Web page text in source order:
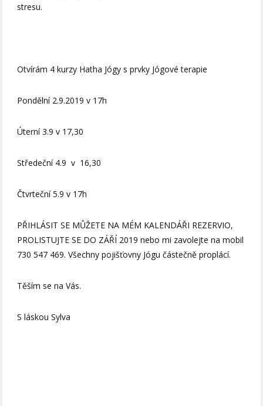
stresu.
Otvírám 4 kurzy Hatha Jógy s prvky Jógové terapie
Pondělní 2.9.2019 v 17h
Úterní 3.9 v 17,30
Středeční 4.9 v 16,30
Čtvrteční 5.9 v 17h
PŘIHLÁSIT SE MŮŽETE NA MÉM KALENDÁŘI REZERVIO,
PROLISTUJTE SE DO ZÁŘÍ 2019 nebo mi zavolejte na mobil
730 547 469. Všechny pojišťovny Jógu částečně proplácí.
Těším se na Vás.
S láskou Sylva